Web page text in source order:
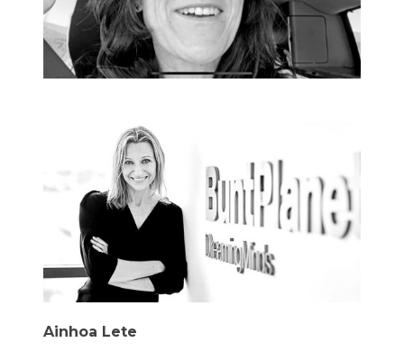
Ainhoa Lete